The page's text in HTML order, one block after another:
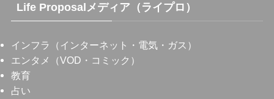
Life Proposalメディア（ライプロ）
インフラ（インターネット・電気・ガス）
エンタメ（VOD・コミック）
教育
占い